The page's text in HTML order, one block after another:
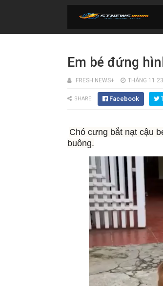
Em bé đứng
FRESH NEWS+ THÁNG 11
SHARE: Facebook
Chó cưng bắt nạt cậu
buông.